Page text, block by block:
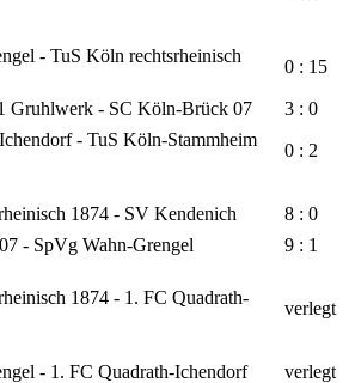
- TuS Köln rechtsrheinisch
0 : 15
Gruhlwerk - SC Köln-Brück 07 3 : 0
- TuS Köln-Stammheim
0 : 2
1874 - SV Kendenich
8 : 0
- SpVg Wahn-Grengel
9 : 1
1874 - 1. FC Quadrath-
verlegt
- 1. FC Quadrath-Ichendorf verlegt